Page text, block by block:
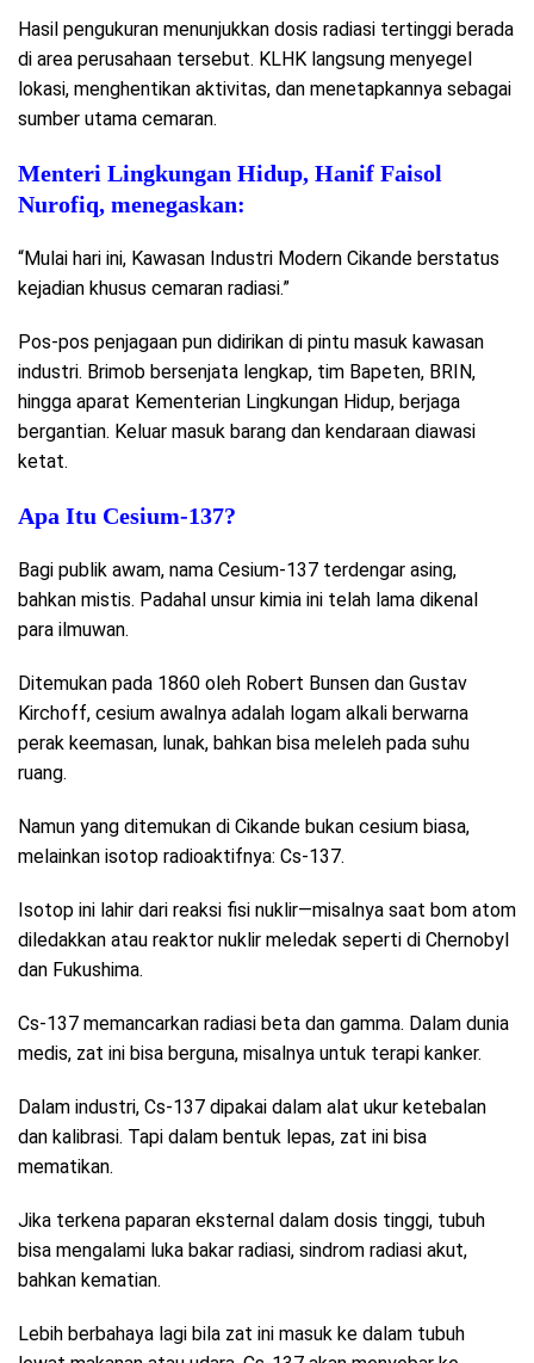
Hasil pengukuran menunjukkan dosis radiasi tertinggi berada
di area perusahaan tersebut. KLHK langsung menyegel
lokasi, menghentikan aktivitas, dan menetapkannya sebagai
sumber utama cemaran.
Menteri Lingkungan Hidup, Hanif Faisol
Nurofiq, menegaskan:
“Mulai hari ini, Kawasan Industri Modern Cikande berstatus
kejadian khusus cemaran radiasi.”
Pos-pos penjagaan pun didirikan di pintu masuk kawasan
industri. Brimob bersenjata lengkap, tim Bapeten, BRIN,
hingga aparat Kementerian Lingkungan Hidup, berjaga
bergantian. Keluar masuk barang dan kendaraan diawasi
ketat.
Apa Itu Cesium-137?
Bagi publik awam, nama Cesium-137 terdengar asing,
bahkan mistis. Padahal unsur kimia ini telah lama dikenal
para ilmuwan.
Ditemukan pada 1860 oleh Robert Bunsen dan Gustav
Kirchoff, cesium awalnya adalah logam alkali berwarna
perak keemasan, lunak, bahkan bisa meleleh pada suhu
ruang.
Namun yang ditemukan di Cikande bukan cesium biasa,
melainkan isotop radioaktifnya: Cs-137.
Isotop ini lahir dari reaksi fisi nuklir—misalnya saat bom atom
diledakkan atau reaktor nuklir meledak seperti di Chernobyl
dan Fukushima.
Cs-137 memancarkan radiasi beta dan gamma. Dalam dunia
medis, zat ini bisa berguna, misalnya untuk terapi kanker.
Dalam industri, Cs-137 dipakai dalam alat ukur ketebalan
dan kalibrasi. Tapi dalam bentuk lepas, zat ini bisa
mematikan.
Jika terkena paparan eksternal dalam dosis tinggi, tubuh
bisa mengalami luka bakar radiasi, sindrom radiasi akut,
bahkan kematian.
Lebih berbahaya lagi bila zat ini masuk ke dalam tubuh